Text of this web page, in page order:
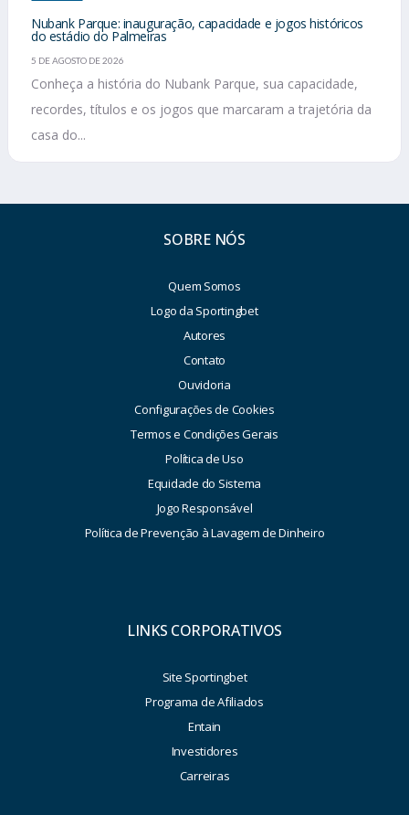
Nubank Parque: inauguração, capacidade e jogos históricos
do estádio do Palmeiras
5 DE AGOSTO DE 2026
Conheça a história do Nubank Parque, sua capacidade,
recordes, títulos e os jogos que marcaram a trajetória da
casa do...
SOBRE NÓS
Quem Somos
Logo da Sportingbet
Autores
Contato
Ouvidoria
Configurações de Cookies
Termos e Condições Gerais
Política de Uso
Equidade do Sistema
Jogo Responsável
Política de Prevenção à Lavagem de Dinheiro
LINKS CORPORATIVOS
Site Sportingbet
Programa de Afiliados
Entain
Investidores
Carreiras